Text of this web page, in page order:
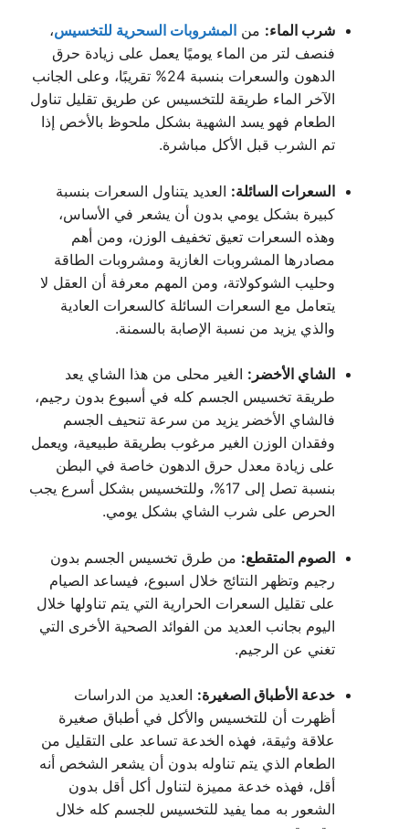
شرب الماء: من المشروبات السحرية للتخسيس،
فنصف لتر من الماء يوميًا يعمل على زيادة حرق
الدهون والسعرات بنسبة 24% تقريبًا، وعلى الجانب
الآخر الماء طريقة للتخسيس عن طريق تقليل تناول
الطعام فهو يسد الشهية بشكل ملحوظ بالأخص إذا
تم الشرب قبل الأكل مباشرة.
السعرات السائلة: العديد يتناول السعرات بنسبة
كبيرة بشكل يومي بدون أن يشعر في الأساس،
وهذه السعرات تعيق تخفيف الوزن، ومن أهم
مصادرها المشروبات الغازية ومشروبات الطاقة
وحليب الشوكولاتة، ومن المهم معرفة أن العقل لا
يتعامل مع السعرات السائلة كالسعرات العادية
والذي يزيد من نسبة الإصابة بالسمنة.
الشاي الأخضر: الغير محلى من هذا الشاي يعد
طريقة تخسيس الجسم كله في أسبوع بدون رجيم،
فالشاي الأخضر يزيد من سرعة تنحيف الجسم
وفقدان الوزن الغير مرغوب بطريقة طبيعية، ويعمل
على زيادة معدل حرق الدهون خاصة في البطن
بنسبة تصل إلى 17%، وللتخسيس بشكل أسرع يجب
الحرص على شرب الشاي بشكل يومي.
الصوم المتقطع: من طرق تخسيس الجسم بدون
رجيم وتظهر النتائج خلال اسبوع، فيساعد الصيام
على تقليل السعرات الحرارية التي يتم تناولها خلال
اليوم بجانب العديد من الفوائد الصحية الأخرى التي
تغني عن الرجيم.
خدعة الأطباق الصغيرة: العديد من الدراسات
أظهرت أن للتخسيس والأكل في أطباق صغيرة
علاقة وثيقة، فهذه الخدعة تساعد على التقليل من
الطعام الذي يتم تناوله بدون أن يشعر الشخص أنه
أقل، فهذه خدعة مميزة لتناول أكل أقل بدون
الشعور به مما يفيد للتخسيس للجسم كله خلال